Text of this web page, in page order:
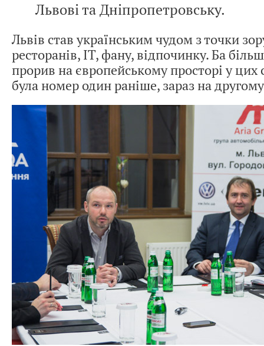
Львові та Дніпропетровську.
Львів став українським чудом з точки
ресторанів, IT, фану, відпочинку. Ба
прорив на європейському просторі у цих
була номер один раніше, зараз на